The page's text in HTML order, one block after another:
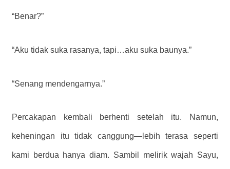
“Benar?”
“Aku tidak suka rasanya, tapi…aku suka baunya.”
“Senang mendengarnya.”
Percakapan kembali berhenti setelah itu. Namun,
keheningan itu tidak canggung—lebih terasa seperti
kami berdua hanya diam. Sambil melirik wajah Sayu,